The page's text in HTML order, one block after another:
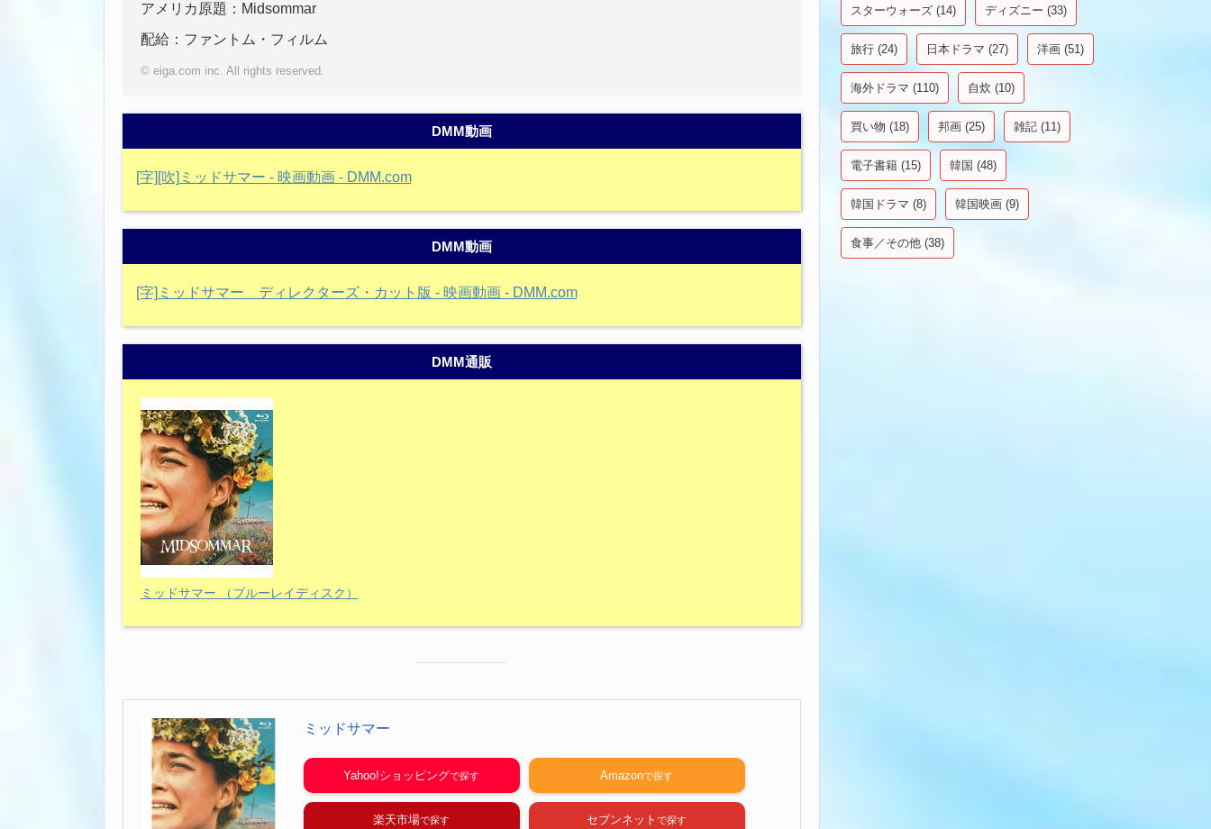
アメリカ原題：Midsommar
配給：ファントム・フィルム
© eiga.com inc. All rights reserved.
DMM動画
[字][吹]ミッドサマー - 映画動画 - DMM.com
DMM動画
[字]ミッドサマー ディレクターズ・カット版 - 映画動画 - DMM.com
DMM通販
ミッドサマー （ブルーレイディスク）
ミッドサマー
Yahoo!ショッピング Amazon
楽天市場 セブンネット
スターウォーズ(14) ディズニー (33)
旅行(24) 日本ドラマ (27) 洋画(51)
海外ドラマ (110) 自炊 (10)
買い物 (18) 邦画(25) 雑記(11)
電子書籍(15) 韓国 (48)
韓国ドラマ (8) 韓国映画(9)
食事／その他(38)